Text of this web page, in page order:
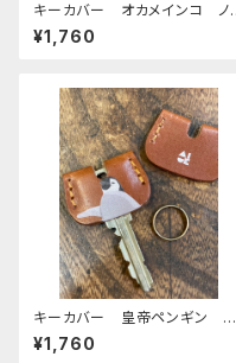
キーカバー オカメインコ ノ
ーマル ヌメ おかめいんこ
¥1,760
キーカバー 皇帝ペンギン ヒ
ナ エンペラー ヒナペン ペ
ンギン Brown ブラウン 栃
¥1,760